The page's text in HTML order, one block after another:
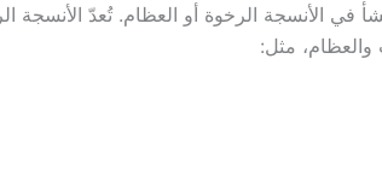
في الأنسجة الرخوة أو العظام. تُعدّ الأنسجة
والعظام، مثل: